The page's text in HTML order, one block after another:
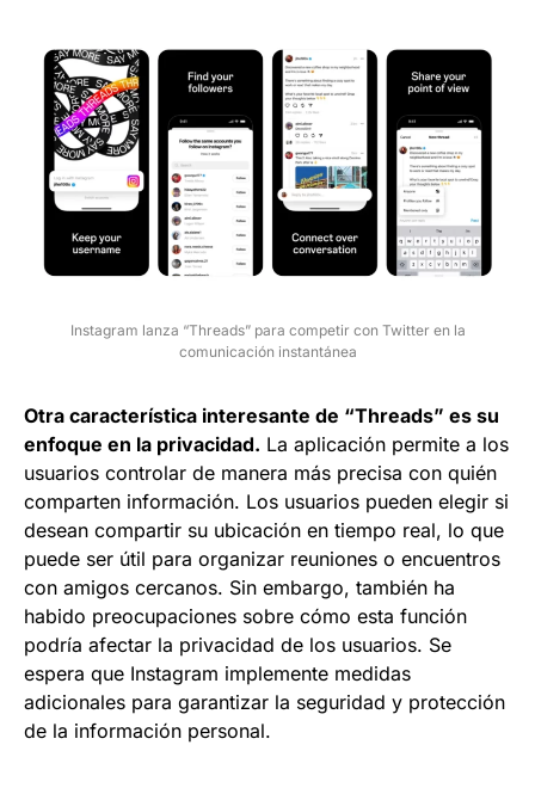
Instagram lanza “Threads” para competir con Twitter en la
comunicación instantánea
Otra característica interesante de “Threads” es su
enfoque en la privacidad. La aplicación permite a los
usuarios controlar de manera más precisa con quién
comparten información. Los usuarios pueden elegir si
desean compartir su ubicación en tiempo real, lo que
puede ser útil para organizar reuniones o encuentros
con amigos cercanos. Sin embargo, también ha
habido preocupaciones sobre cómo esta función
podría afectar la privacidad de los usuarios. Se
espera que Instagram implemente medidas
adicionales para garantizar la seguridad y protección
de la información personal.